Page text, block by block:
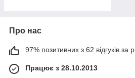
Про нас
97% позитивних з 62 відгуків за
Працює з 28.10.2013